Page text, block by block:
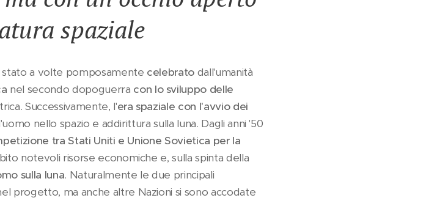
spaziale
stato a volte pomposamente celebrato dall'umanità
nel secondo dopoguerra con lo sviluppo delle
Successivamente, l'era spaziale con l'avvio dei
nello spazio e addirittura sulla luna. Dagli anni '50
tra Stati Uniti e Unione Sovietica per la
notevoli risorse economiche e, sulla spinta della
sulla luna. Naturalmente le due principali
progetto, ma anche altre Nazioni si sono accodate